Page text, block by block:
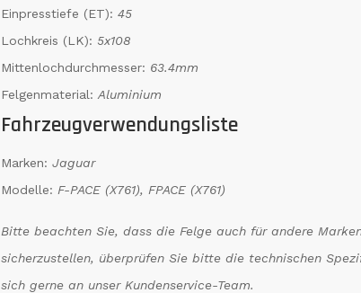
Einpresstiefe (ET): 45
Lochkreis (LK): 5x108
Mittenlochdurchmesser: 63.4mm
Felgenmaterial: Aluminium
Fahrzeugverwendungsliste
Marken: Jaguar
Modelle: F-PACE (X761), FPACE (X761)
Bitte beachten Sie, dass die Felge auch für andere
sicherzustellen, überprüfen Sie bitte die technischen
sich gerne an unser Kundenservice-Team.